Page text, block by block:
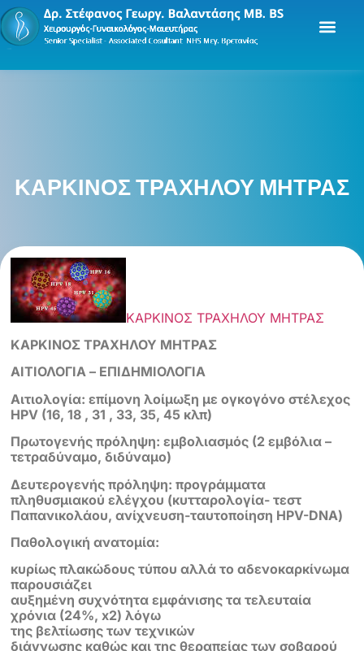
ΚΑΡΚΙΝΟΣ ΤΡΑΧΗΛΟΥ ΜΗΤΡΑΣ
ΚΑΡΚΙΝΟΣ ΤΡΑΧΗΛΟΥ ΜΗΤΡΑΣ
ΚΑΡΚΙΝΟΣ ΤΡΑΧΗΛΟΥ ΜΗΤΡΑΣ
ΑΙΤΙΟΛΟΓΙΑ – ΕΠΙΔΗΜΙΟΛΟΓΙΑ
Αιτιολογία: επίμονη λοίμωξη με ογκογόνο στέλεχος
HPV (16, 18 , 31 , 33, 35, 45 κλπ)
Πρωτογενής πρόληψη: εμβολιασμός (2 εμβόλια –
τετραδύναμο, διδύναμο)
Δευτερογενής πρόληψη: προγράμματα
πληθυσμιακού ελέγχου (κυτταρολογία- τεστ
Παπανικολάου, ανίχνευση-ταυτοποίηση ΗPV-DNA)
Παθολογική ανατομία:
κυρίως πλακώδους τύπου αλλά το αδενοκαρκίνωμα
παρουσιάζει
αυξημένη συχνότητα εμφάνισης τα τελευταία
χρόνια (24%, x2) λόγω
της βελτίωσης των τεχνικών
διάγνωσης καθώς και της θεραπείας των σοβαρού